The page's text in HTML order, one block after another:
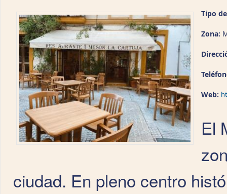
Tipo
Zona:
Web:
El
ciudad. En pleno centro